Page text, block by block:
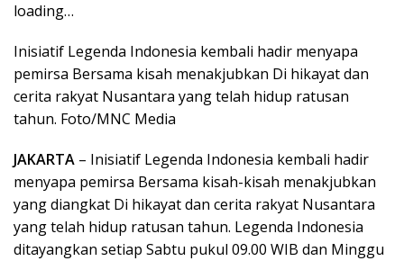
loading…
Inisiatif Legenda Indonesia kembali hadir menyapa
pemirsa Bersama kisah menakjubkan Di hikayat dan
cerita rakyat Nusantara yang telah hidup ratusan
tahun. Foto/MNC Media
JAKARTA – Inisiatif Legenda Indonesia kembali hadir
menyapa pemirsa Bersama kisah-kisah menakjubkan
yang diangkat Di hikayat dan cerita rakyat Nusantara
yang telah hidup ratusan tahun. Legenda Indonesia
ditayangkan setiap Sabtu pukul 09.00 WIB dan Minggu